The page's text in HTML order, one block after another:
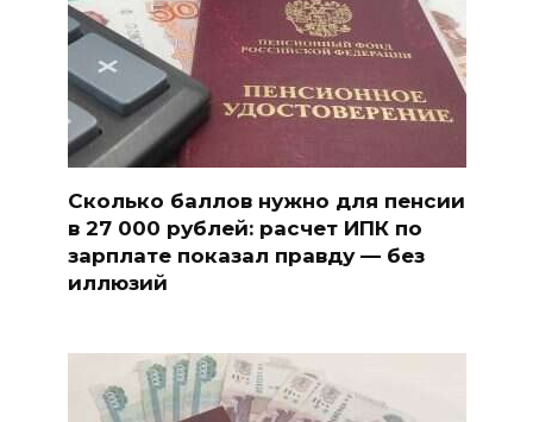
Сколько баллов нужно для пенсии
в 27 000 рублей: расчет ИПК по
зарплате показал правду — без
иллюзий